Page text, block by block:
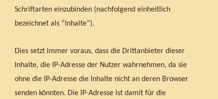
Schriftarten einzubinden (nachfolgend einheitlich
bezeichnet als “Inhalte”).
Dies setzt immer voraus, dass die Drittanbieter dieser
Inhalte, die IP-Adresse der Nutzer wahrnehmen, da sie
ohne die IP-Adresse die Inhalte nicht an deren Browser
senden könnten. Die IP-Adresse ist damit für die